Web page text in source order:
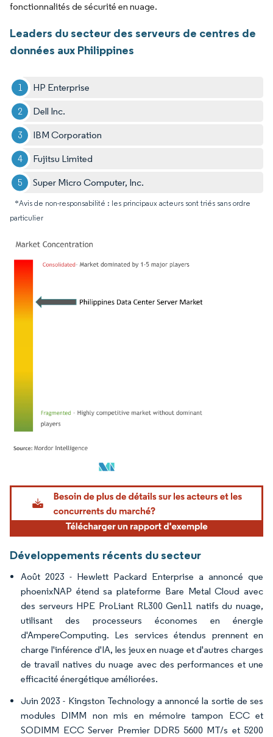
fonctionnalités de sécurité en nuage.
Leaders du secteur des serveurs de centres de
données aux Philippines
HP Enterprise
Dell Inc.
IBM Corporation
Fujitsu Limited
Super Micro Computer, Inc.
*Avis de non-responsabilité : les principaux acteurs sont triés sans ordre
particulier
Image © Mordor Intelligence. La réutilisation nécessite une attribution sous CC BY
Développements récents du secteur
Août 2023 - Hewlett Packard Enterprise a annoncé que
phoenixNAP étend sa plateforme Bare Metal Cloud avec
des serveurs HPE ProLiant RL300 Gen11 natifs du nuage,
utilisant des processeurs économes en énergie
d'AmpereComputing. Les services étendus prennent en
charge l'inférence d'IA, les jeux en nuage et d'autres charges
de travail natives du nuage avec des performances et une
efficacité énergétique améliorées.
Juin 2023 - Kingston Technology a annoncé la sortie de ses
modules DIMM non mis en mémoire tampon ECC et
SODIMM ECC Server Premier DDR5 5600 MT/s et 5200